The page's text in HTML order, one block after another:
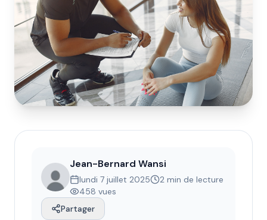
Jean-Bernard Wansi
lundi 7 juillet 2025
2 min de lecture
458 vues
Partager